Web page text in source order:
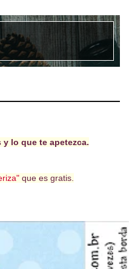
lo que te apetezca.
que es gratis.